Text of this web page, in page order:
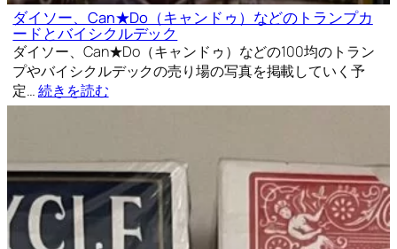
ダイソー、Can★Do（キャンドゥ）などのトランプカ
ードとバイシクルデック
ダイソー、Can★Do（キャンドゥ）などの100均のトラン
プやバイシクルデックの売り場の写真を掲載していく予
定…続きを読む